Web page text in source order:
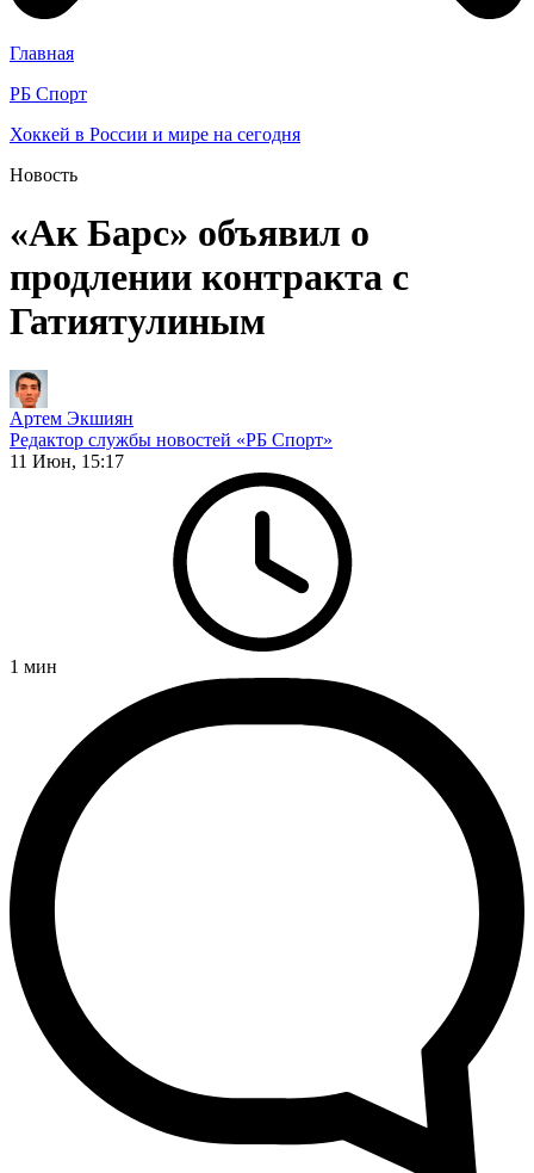
Главная
РБ Спорт
Хоккей в России и мире на сегодня
Новость
«Ак Барс» объявил о
продлении контракта с
Гатиятулиным
Артем Экшиян
Редактор службы новостей «РБ Спорт»
11 Июн, 15:17
1 мин